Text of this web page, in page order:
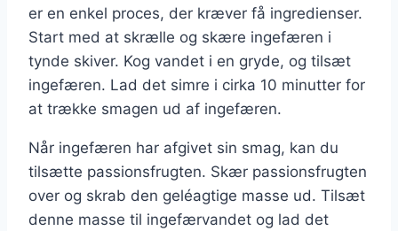
er en enkel proces, der kræver få ingredienser.
Start med at skrælle og skære ingefæren i
tynde skiver. Kog vandet i en gryde, og tilsæt
ingefæren. Lad det simre i cirka 10 minutter for
at trække smagen ud af ingefæren.
Når ingefæren har afgivet sin smag, kan du
tilsætte passionsfrugten. Skær passionsfrugten
over og skrab den geléagtige masse ud. Tilsæt
denne masse til ingefærvandet og lad det